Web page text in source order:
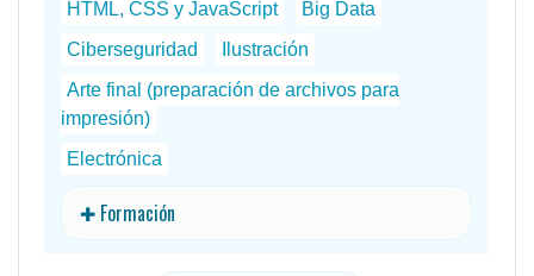
HTML, CSS y JavaScript
Big Data
Ciberseguridad
Ilustración
Arte final (preparación de archivos para
impresión)
Electrónica
✚ Formación